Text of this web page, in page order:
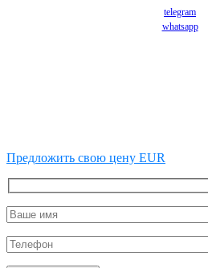
telegram
whatsapp
Предложить свою цену EUR